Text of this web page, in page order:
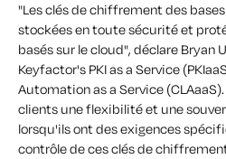
"Les clés de chiffrement des
stockées en toute sécurité et
basés sur le cloud", déclare Bryan
Keyfactor's PKI as a Service
Automation as a Service
clients une flexibilité et une
lorsqu'ils ont des exigences
contrôle de ces clés de